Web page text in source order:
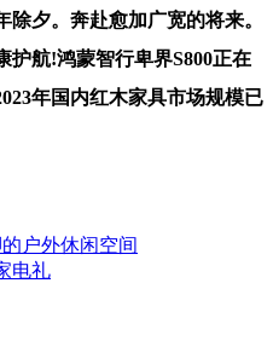
除夕。奔赴愈加广宽的将来。
护航!鸿蒙智行卑界S800正在
年国内红木家具市场规模已
户外休闲空间
电礼